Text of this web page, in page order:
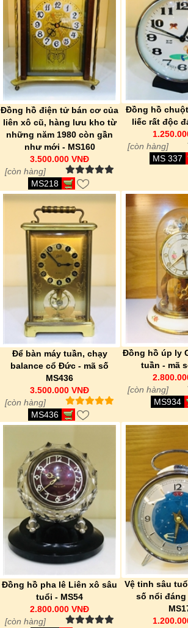
Đồng hồ điện tử bán cơ của
liên xô cũ, hàng lưu kho từ
những năm 1980 còn gần
như mới - MS160
3.500.000 VNĐ
[còn hàng]
MS218
Đồng hồ
liếc rất độc
[còn hàng]
MS 337
Để bàn máy tuần, chạy
balance cổ Đức - mã số
MS436
3.500.000 VNĐ
[còn hàng]
MS436
Đồng hồ úp ly
tuần - mã
[còn hàng]
MS934
Đồng hồ pha lê Liên xô sâu
tuổi - MS54
2.800.000 VNĐ
[còn hàng]
Vệ tinh sâu
số nổi đáng